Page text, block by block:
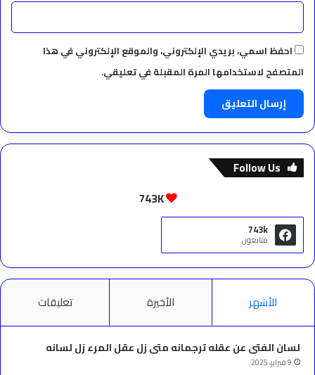
احفظ اسمي، بريدي الإلكتروني، والموقع الإلكتروني في هذا
المتصفح لاستخدامها المرة المقبلة في تعليقي.
Follow Us
743K
743k
متابعون
الأشهر الأخيرة تعليقات
لسان الفتى عن عقله ترجمانه متى زل عقل المرء زل لسانه
9 فبراير، 2025